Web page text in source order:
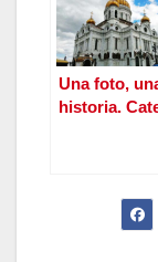
Una foto,
historia.